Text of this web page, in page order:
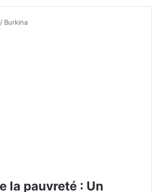
/ Burkina
la pauvreté : Un